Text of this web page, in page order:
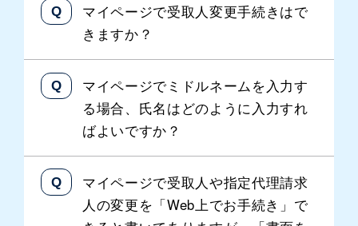
マイページで受取人変更手続きはで
きますか？
マイページでミドルネームを入力す
る場合、氏名はどのように入力すれ
ばよいですか？
マイページで受取人や指定代理請求
人の変更を「Web上でお手続き」で